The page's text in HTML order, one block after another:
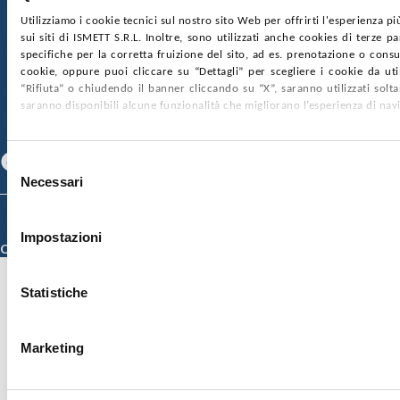
Utilizziamo i cookie tecnici sul nostro sito Web per offrirti l'esperienza
sui siti di ISMETT S.R.L. Inoltre, sono utilizzati anche cookies di terze
specifiche per la corretta fruizione del sito, ad es. prenotazione o
cookie, oppure puoi cliccare su “Dettagli” per scegliere i cookie da
“Rifiuta” o chiudendo il banner cliccando su “X”, saranno utilizzati
saranno disponibili alcune funzionalità che migliorano l’esperienza di
Selezione
delNecessari
Impostazioni
Statistiche
Marketing
SOCIETÀ TRASPARENTE WHISTLEBLOWING
GARE E CONTRATTIPRIVACYCOOKIE POLICY
SOSTIENICIMAPPA DEL SITOACCESSIBILITÀ
CONTATTI
Specializzazione)
Credits